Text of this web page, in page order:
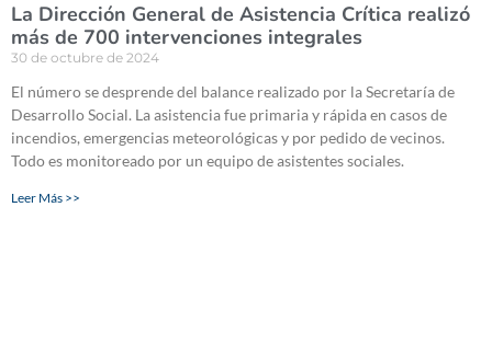
La Dirección General de Asistencia Crítica realizó
más de 700 intervenciones integrales
30 de octubre de 2024
El número se desprende del balance realizado por la Secretaría de
Desarrollo Social. La asistencia fue primaria y rápida en casos de
incendios, emergencias meteorológicas y por pedido de vecinos.
Todo es monitoreado por un equipo de asistentes sociales.
Leer Más >>